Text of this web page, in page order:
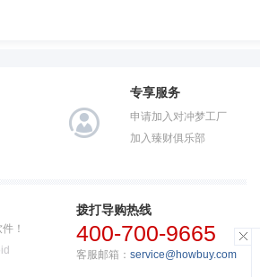
专享服务
申请加入对冲梦工厂
加入臻财俱乐部
！
拨打导购热线
400-700-9665
客服邮箱： service@howbuy.com